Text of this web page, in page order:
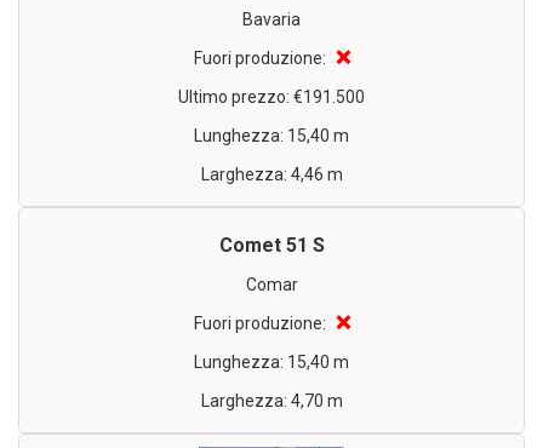
Bavaria
Fuori produzione: ❌
Ultimo prezzo: €191.500
Lunghezza: 15,40 m
Larghezza: 4,46 m
Comet 51 S
Comar
Fuori produzione: ❌
Lunghezza: 15,40 m
Larghezza: 4,70 m